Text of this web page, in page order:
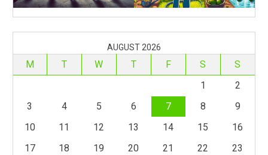
AUGUST 2026
M T W T F S
S
1
2
3
4 5 6 7 8
9
10
11 12 13 14 15
16
17
18 19 20 21 22
23